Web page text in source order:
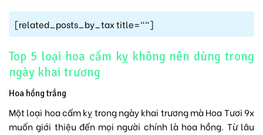
[related_posts_by_tax title=""]
Top 5 loại hoa cấm kỵ không nên dùng trong
ngày khai trương
Hoa hồng trắng
Một loại hoa cấm kỵ trong ngày khai trương mà Hoa Tươi 9x
muốn giới thiệu đến mọi người chính là hoa hồng. Từ lâu